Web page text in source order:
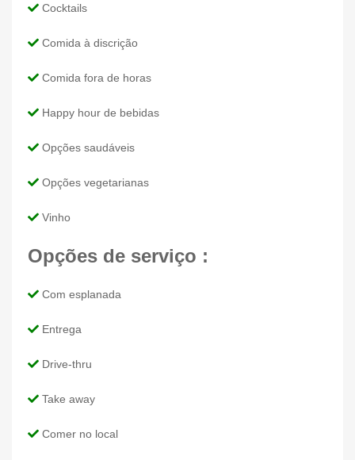
Cocktails
Comida à discrição
Comida fora de horas
Happy hour de bebidas
Opções saudáveis
Opções vegetarianas
Vinho
Opções de serviço :
Com esplanada
Entrega
Drive-thru
Take away
Comer no local